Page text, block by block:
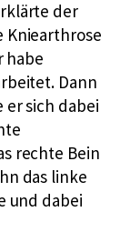
der
Kniearthrose
habe
Dann
sich dabei
rechte Bein
das linke
und dabei